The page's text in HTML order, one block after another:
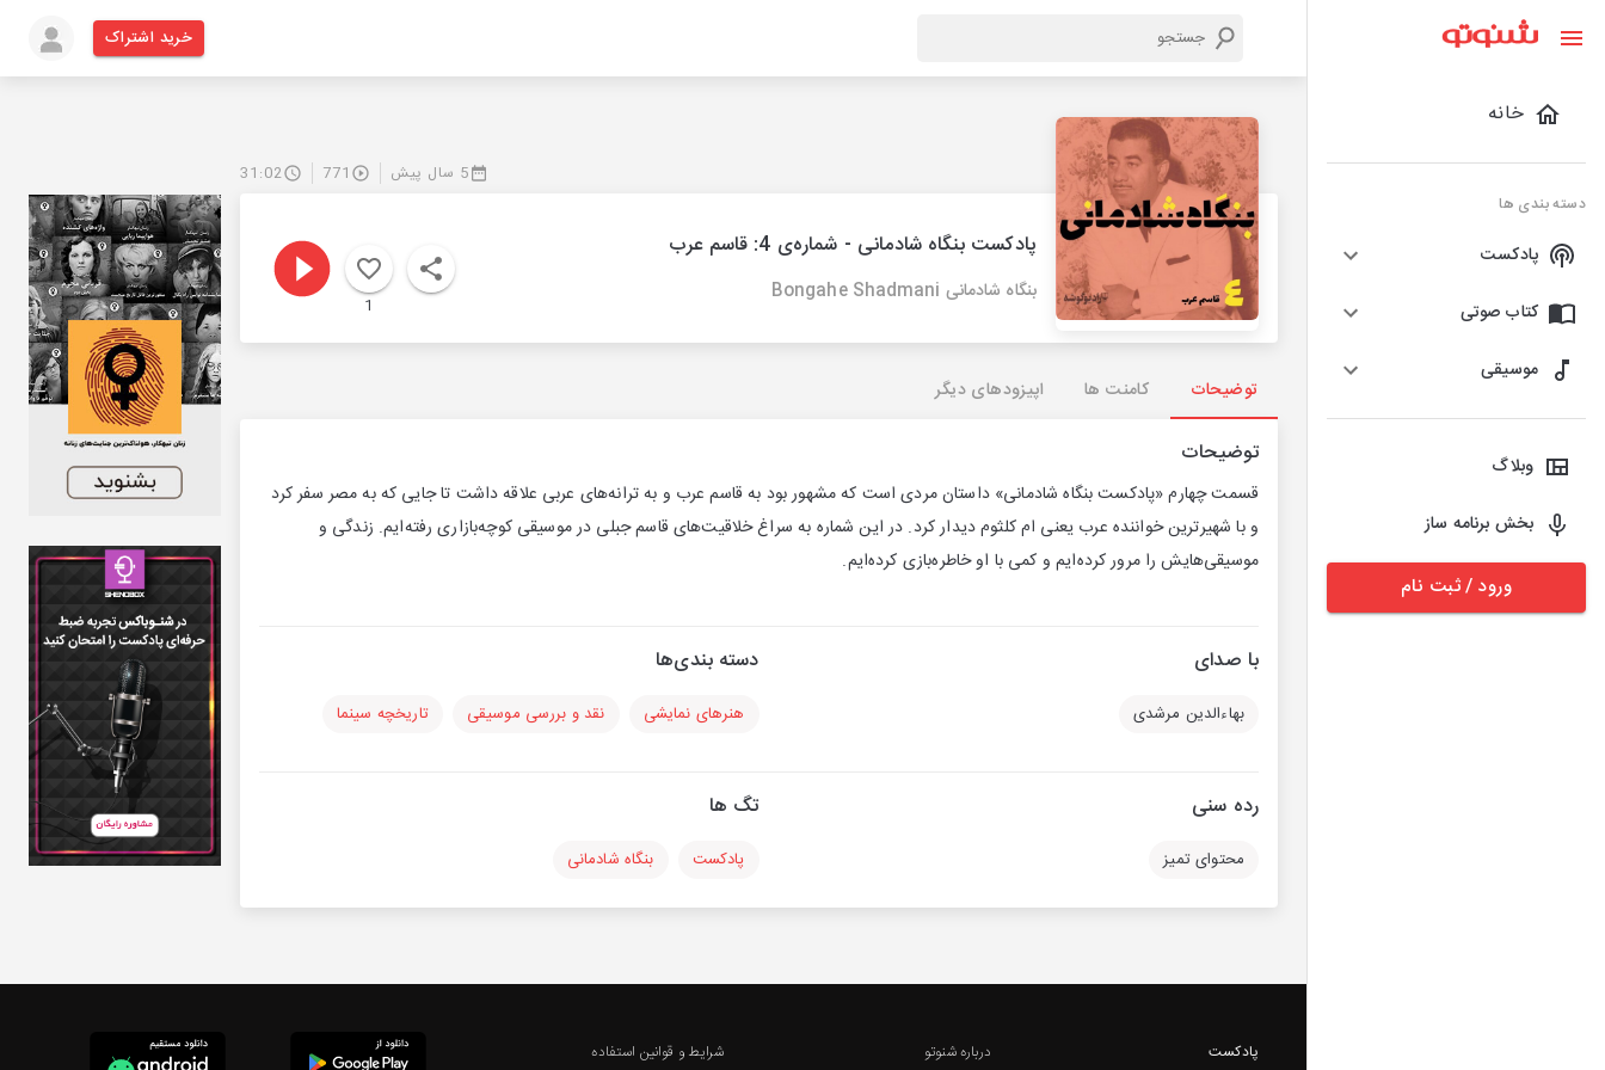
خانه
دسته بندی ها
پادکست
کتاب صوتی
موسیقی
وبلاگ
بخش برنامه ساز
ورود / ثبت نام
خرید اشتراک
5 سال پیش 771
31:02
پادکست بنگاه شادمانی - شماره‌ی 4: قاسم عرب
بنگاه شادمانی Bongahe Shadmani
1
توضیحات کامنت ها اپیزودهای دیگر
توضیحات
قسمت چهارم «پادکست بنگاه شادمانی» داستان مردی است که مشهور بود به قاسم عرب و به ترانه‌های عربی علاقه داشت تا جایی که به مصر سفر کرد
و با شهیرترین خواننده عرب یعنی ام کلثوم دیدار کرد. در این شماره به سراغ خلاقیت‌های قاسم جبلی در موسیقی کوچه‌بازاری رفته‌ایم. زندگی و
موسیقی‌هایش را مرور کرده‌ایم و کمی با او خاطره‌بازی کرده‌ایم.
با صدای
بهاءالدین مرشدی
دسته بندی‌ها
هنرهای نمایشی نقد و بررسی موسیقی تاریخچه سینما
رده سنی
محتوای تمیز
تگ ها
پادکست بنگاه شادمانی
پادکست درباره شنوتو شرایط و قوانین استفاده